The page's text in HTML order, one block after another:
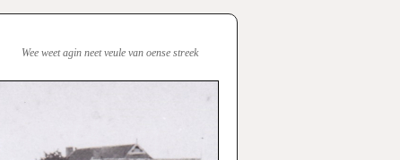
Wee weet agin neet veule van oense streek